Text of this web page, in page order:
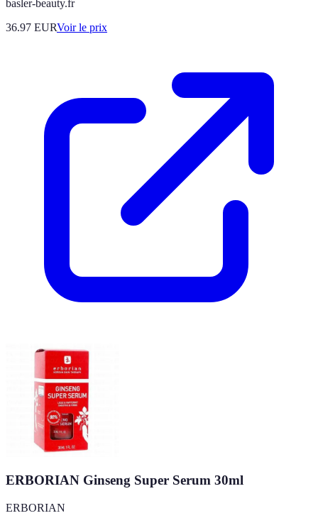
basler-beauty.fr
36.97 EURVoir le prix
ERBORIAN Ginseng Super Serum 30ml
ERBORIAN